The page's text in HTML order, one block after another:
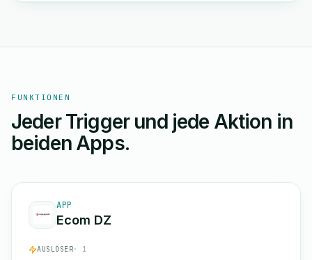
FUNKTIONEN
Jeder Trigger und jede Aktion in
beiden Apps.
APP
Ecom DZ
AUSLÖSER· 1